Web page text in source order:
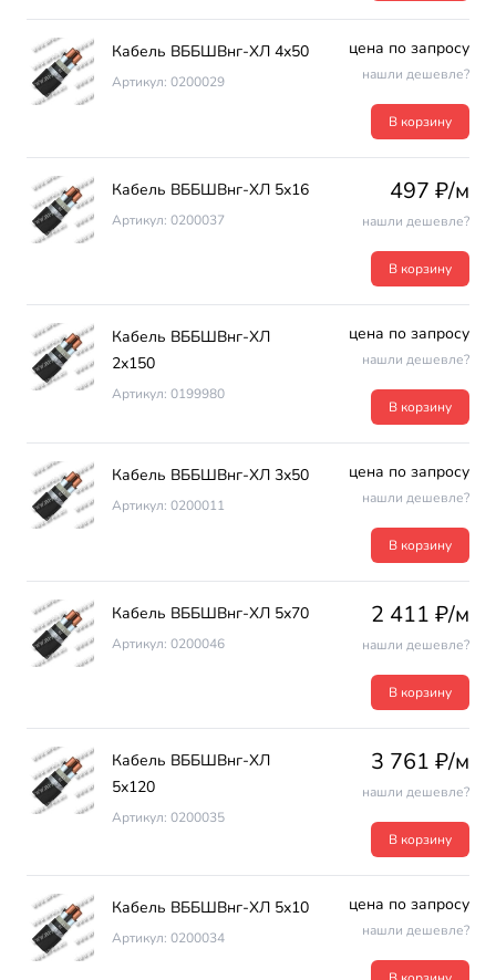
Кабель ВББШВнг-ХЛ 4х50
Артикул: 0200029
цена по запросу
нашли дешевле?
В корзину
Кабель ВББШВнг-ХЛ 5х16
Артикул: 0200037
497 ₽/м
нашли дешевле?
В корзину
Кабель ВББШВнг-ХЛ
2х150
Артикул: 0199980
цена по запросу
нашли дешевле?
В корзину
Кабель ВББШВнг-ХЛ 3х50
Артикул: 0200011
цена по запросу
нашли дешевле?
В корзину
Кабель ВББШВнг-ХЛ 5х70
Артикул: 0200046
2 411 ₽/м
нашли дешевле?
В корзину
Кабель ВББШВнг-ХЛ
5х120
Артикул: 0200035
3 761 ₽/м
нашли дешевле?
В корзину
Кабель ВББШВнг-ХЛ 5х10
Артикул: 0200034
цена по запросу
нашли дешевле?